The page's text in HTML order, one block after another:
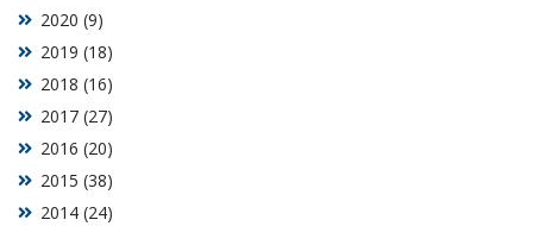
2014 (24)
2015 (38)
2016 (20)
2017 (27)
2018 (16)
2019 (18)
2020 (9)